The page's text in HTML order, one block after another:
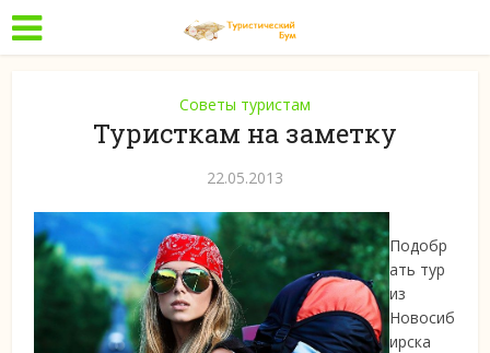
Советы туристам
Туристкам на заметку
22.05.2013
Подобр
ать тур
из
Новосиб
ирска